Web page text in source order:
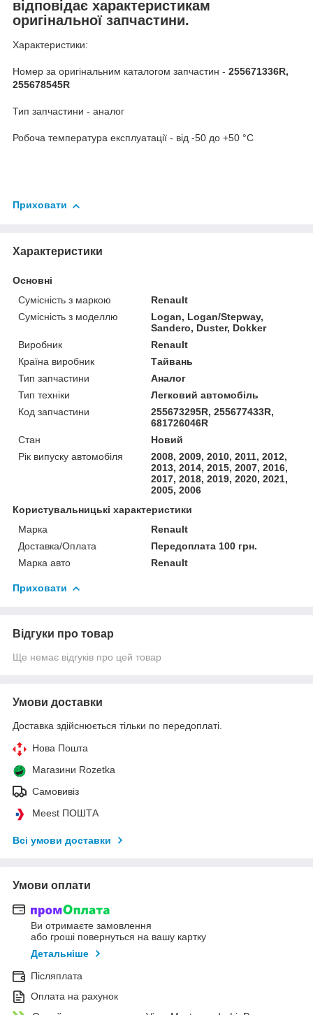
відповідає характеристикам
оригінальної запчастини.
Характеристики:
Номер за оригінальним каталогом запчастин - 255671336R,
255678545R
Тип запчастини - аналог
Робоча температура експлуатації - від -50 до +50 °C
Приховати
Характеристики
Основні
Сумісність з маркою
Renault
Сумісність з моделлю
Logan, Logan/Stepway,
Sandero, Duster, Dokker
Виробник
Renault
Країна виробник
Тайвань
Тип запчастини
Аналог
Тип техніки
Легковий автомобіль
Код запчастини
255673295R, 255677433R,
681726046R
Стан
Новий
Рік випуску автомобіля
2008, 2009, 2010, 2011, 2012,
2013, 2014, 2015, 2007, 2016,
2017, 2018, 2019, 2020, 2021,
2005, 2006
Користувальницькі характеристики
Марка
Renault
Доставка/Оплата
Передоплата 100 грн.
Марка авто
Renault
Приховати
Відгуки про товар
Ще немає відгуків про цей товар
Умови доставки
Доставка здійснюється тільки по передоплаті.
Нова Пошта
Магазини Rozetka
Самовивіз
Meest ПОШТА
Всі умови доставки
Умови оплати
Ви отримаєте замовлення
або гроші повернуться на вашу картку
Детальніше
Післяплата
Оплата на рахунок